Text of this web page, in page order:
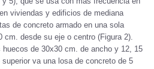
viviendas y edificios de mediana
de concreto armado en una sola
cm. desde su eje o centro (Figura 2).
de 30x30 cm. de ancho y 12, 15
va una losa de concreto de 5